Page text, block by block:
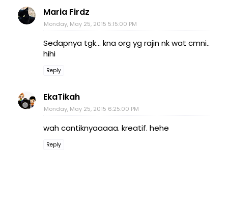
Maria Firdz
Monday, May 25, 2015 5:15:00 PM
Sedapnya tgk... kna org yg rajin nk wat cmni..
hihi
Reply
EkaTikah
Monday, May 25, 2015 6:25:00 PM
wah cantiknyaaaaa. kreatif. hehe
Reply